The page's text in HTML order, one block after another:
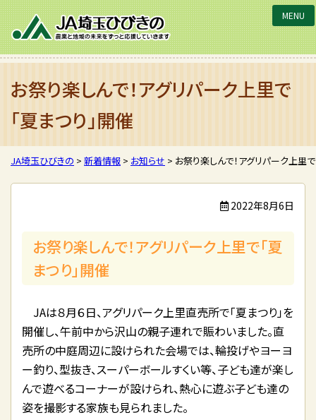
JA埼玉ひびきの
お祭り楽しんで！アグリパーク上里で
「夏まつり」開催
JA埼玉ひびきの > 新着情報 > お知らせ > お祭り楽しんで！アグリパーク上里
2022年8月6日
お祭り楽しんで！アグリパーク上里で「夏
まつり」開催
JAは８月６日、アグリパーク上里直売所で「夏まつり」を
開催し、午前中から沢山の親子連れで賑わいました。直
売所の中庭周辺に設けられた会場では、輪投げやヨーヨ
ー釣り、型抜き、スーパーボールすくい等、子ども達が楽し
んで遊べるコーナーが設けられ、熱心に遊ぶ子ども達の
姿を撮影する家族も見られました。